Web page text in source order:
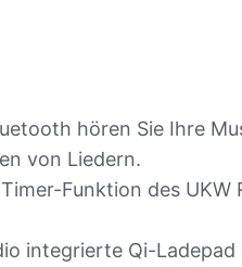
hören Sie Ihre
von Liedern.
Funktion des
integrierte Qi-